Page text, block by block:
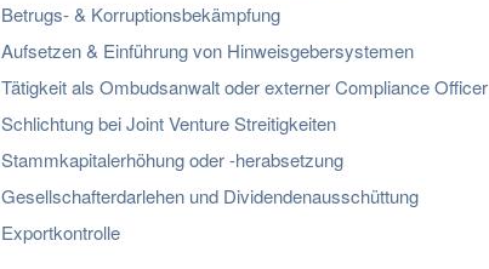
Betrugs- & Korruptionsbekämpfung
Aufsetzen & Einführung von Hinweisgebersystemen
Tätigkeit als Ombudsanwalt oder externer Compliance Officer
Schlichtung bei Joint Venture Streitigkeiten
Stammkapitalerhöhung oder -herabsetzung
Gesellschafterdarlehen und Dividendenausschüttung
Exportkontrolle